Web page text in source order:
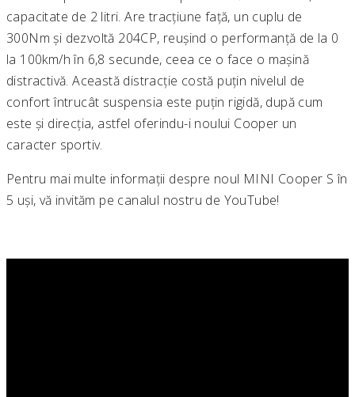
capacitate de 2 litri. Are tracțiune față, un cuplu de
300Nm și dezvoltă 204CP, reușind o performanță de la 0
la 100km/h în 6,8 secunde, ceea ce o face o mașină
distractivă. Această distracție costă puțin nivelul de
confort întrucât suspensia este puțin rigidă, după cum
este și direcția, astfel oferindu-i noului Cooper un
caracter sportiv.
Pentru mai multe informații despre noul MINI Cooper S în
5 uși, vă invităm pe canalul nostru de YouTube!